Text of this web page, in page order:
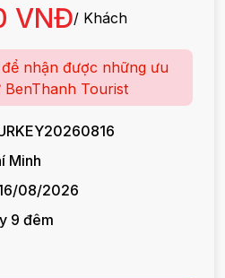
VNĐ/ Khách
nhận được những ưu
BenThanh Tourist
Minh
08/2026
9 đêm